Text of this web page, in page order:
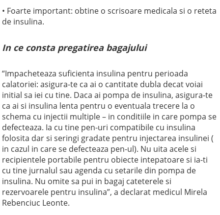
• Foarte important: obtine o scrisoare medicala si o reteta
de insulina.
In ce consta pregatirea bagajului
“Impacheteaza suficienta insulina pentru perioada
calatoriei: asigura-te ca ai o cantitate dubla decat voiai
initial sa iei cu tine. Daca ai pompa de insulina, asigura-te
ca ai si insulina lenta pentru o eventuala trecere la o
schema cu injectii multiple – in conditiile in care pompa se
defecteaza. Ia cu tine pen-uri compatibile cu insulina
folosita dar si seringi gradate pentru injectarea insulinei (
in cazul in care se defecteaza pen-ul). Nu uita acele si
recipientele portabile pentru obiecte intepatoare si ia-ti
cu tine jurnalul sau agenda cu setarile din pompa de
insulina. Nu omite sa pui in bagaj cateterele si
rezervoarele pentru insulina”, a declarat medicul Mirela
Rebenciuc Leonte.